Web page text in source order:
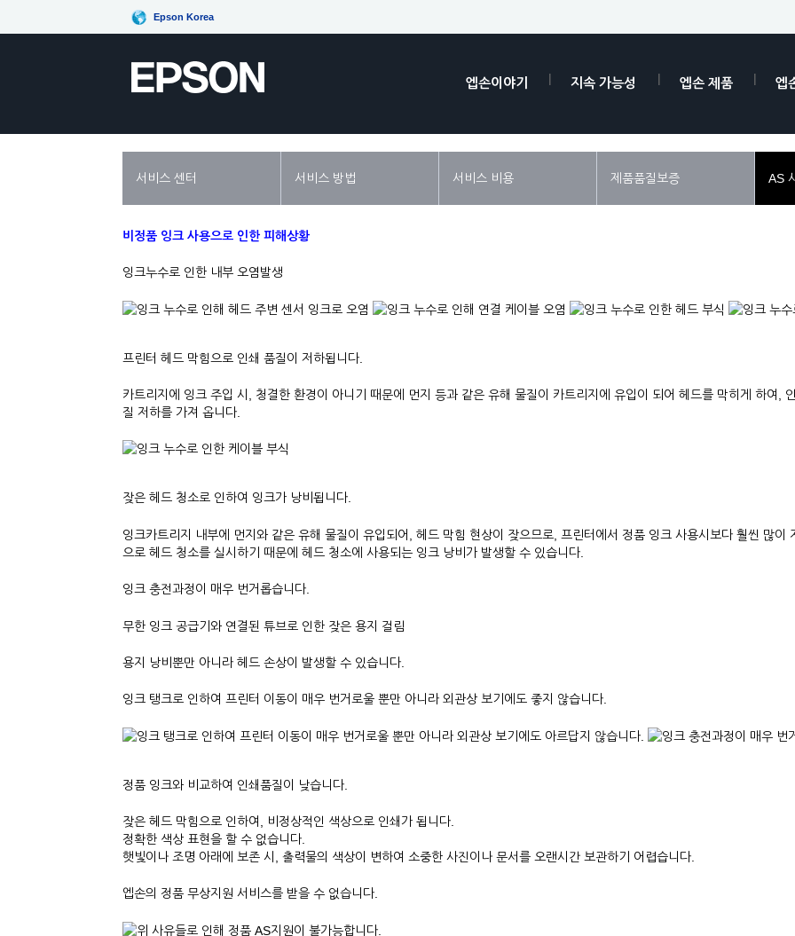
Epson Korea
엡손이야기 지속 가능성 엡손 제품 엡
서비스 센터 서비스 방법 서비스 비용 제품품질보증 AS
비정품 잉크 사용으로 인한 피해상황
잉크누수로 인한 내부 오염발생
프린터 헤드 막힘으로 인쇄 품질이 저하됩니다.
카트리지에 잉크 주입 시, 청결한 환경이 아니기 때문에 먼지 등과 같은 유해 물질이 카트리지에 유입이 되어 헤드를 막히게 하여,
질 저하를 가져 옵니다.
잦은 헤드 청소로 인하여 잉크가 낭비됩니다.
잉크카트리지 내부에 먼지와 같은 유해 물질이 유입되어, 헤드 막힘 현상이 잦으므로, 프린터에서 정품 잉크 사용시보다 훨씬 많이
으로 헤드 청소를 실시하기 때문에 헤드 청소에 사용되는 잉크 낭비가 발생할 수 있습니다.
잉크 충전과정이 매우 번거롭습니다.
무한 잉크 공급기와 연결된 튜브로 인한 잦은 용지 걸림
용지 낭비뿐만 아니라 헤드 손상이 발생할 수 있습니다.
잉크 탱크로 인하여 프린터 이동이 매우 번거로울 뿐만 아니라 외관상 보기에도 좋지 않습니다.
정품 잉크와 비교하여 인쇄품질이 낮습니다.
잦은 헤드 막힘으로 인하여, 비정상적인 색상으로 인쇄가 됩니다.
정확한 색상 표현을 할 수 없습니다.
햇빛이나 조명 아래에 보존 시, 출력물의 색상이 변하여 소중한 사진이나 문서를 오랜시간 보관하기 어렵습니다.
엡손의 정품 무상지원 서비스를 받을 수 없습니다.